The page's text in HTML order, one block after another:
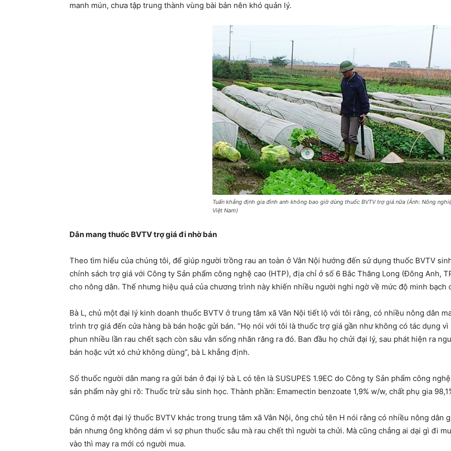
manh mún, chưa tập trung thành vùng bài bản nên khó quản lý.
Tuấn khẳng định gia đình anh không bao giờ dùng thuốc BVTV trợ giá nữa (Ảnh: Nông
Việt Nam)
Dân mang thuốc BVTV trợ giá đi nhờ bán
Theo tìm hiểu của chúng tôi, để giúp người trồng rau an toàn ở Vân Nội hướng đến sử dụng thuốc BVTV
chính sách trợ giá với Công ty Sản phẩm công nghệ cao (HTP), địa chỉ ở số 6 Bắc Thăng Long (Đông Anh,
cho nông dân. Thế nhưng hiệu quả của chương trình này khiến nhiều người nghi ngờ về mức độ minh
Bà L, chủ một đại lý kinh doanh thuốc BVTV ở trung tâm xã Vân Nội tiết lộ với tôi rằng, có nhiều nông dân
trình trợ giá đến cửa hàng bà bán hoặc gửi bán. “Họ nói với tôi là thuốc trợ giá gần như không có tác dụng
phun nhiều lần rau chết sạch còn sâu vẫn sống nhăn răng ra đó. Ban đầu họ chửi đại lý, sau phát hiện ra
bán hoặc vứt xó chứ không dùng”, bà L khẳng định.
Số thuốc người dân mang ra gửi bán ở đại lý bà L có tên là SUSUPES 1.9EC do Công ty Sản phẩm công
sản phẩm này ghi rõ: Thuốc trừ sâu sinh học. Thành phần: Emamectin benzoate 1,9% w/w, chất phụ gia
Cũng ở một đại lý thuốc BVTV khác trong trung tâm xã Vân Nội, ông chủ tên H nói rằng có nhiều nông
bán nhưng ông không dám vì sợ phun thuốc sâu mà rau chết thì người ta chửi. Mà cũng chẳng ai dại gì đi
vào thì may ra mới có người mua.